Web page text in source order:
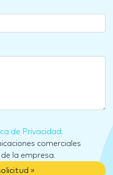
de Privacidad.
comerciales
la empresa.
»